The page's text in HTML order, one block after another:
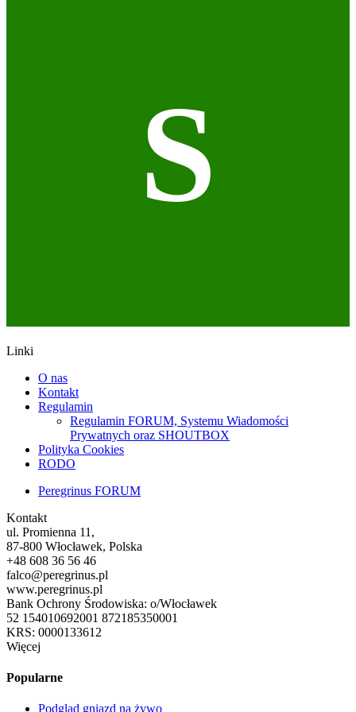
S
Linki
O nas
Kontakt
Regulamin
Regulamin FORUM, Systemu Wiadomości
Prywatnych oraz SHOUTBOX
Polityka Cookies
RODO
Peregrinus FORUM
Kontakt
ul. Promienna 11,
87-800 Włocławek, Polska
+48 608 36 56 46
falco@peregrinus.pl
www.peregrinus.pl
Bank Ochrony Środowiska: o/Włocławek
52 154010692001 872185350001
KRS: 0000133612
Więcej
Popularne
Podgląd gniazd na żywo